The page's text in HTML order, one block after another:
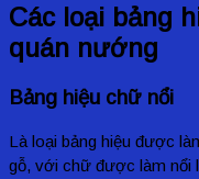
Các loại bảng
quán nướng
Bảng hiệu chữ nổi
Là loại bảng hiệu được
gỗ, với chữ được làm nổi